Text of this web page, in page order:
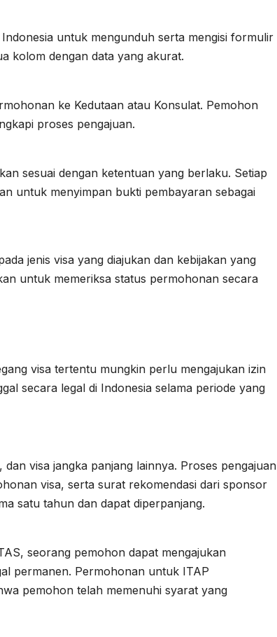
untuk mengunduh serta mengisi formulir
kolom dengan data yang akurat.
ke Kedutaan atau Konsulat. Pemohon
proses pengajuan.
sesuai dengan ketentuan yang berlaku. Setiap
untuk menyimpan bukti pembayaran sebagai
jenis visa yang diajukan dan kebijakan yang
untuk memeriksa status permohonan secara
visa tertentu mungkin perlu mengajukan izin
secara legal di Indonesia selama periode yang
visa jangka panjang lainnya. Proses pengajuan
visa, serta surat rekomendasi dari sponsor
satu tahun dan dapat diperpanjang.
seorang pemohon dapat mengajukan
permanen. Permohonan untuk ITAP
pemohon telah memenuhi syarat yang